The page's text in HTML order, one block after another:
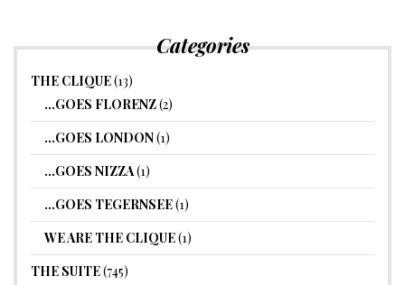
Categories
THE CLIQUE(13)
…GOES FLORENZ(2)
…GOES LONDON(1)
…GOES NIZZA(1)
…GOES TEGERNSEE(1)
WE ARE THE CLIQUE(1)
THE SUITE(745)